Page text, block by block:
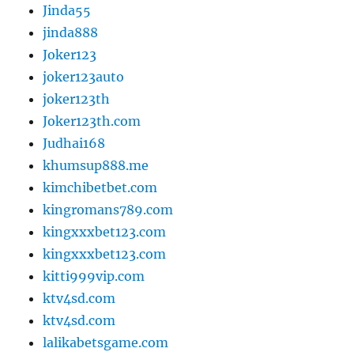
Jinda55
jinda888
Joker123
joker123auto
joker123th
Joker123th.com
Judhai168
khumsup888.me
kimchibetbet.com
kingromans789.com
kingxxxbet123.com
kingxxxbet123.com
kitti999vip.com
ktv4sd.com
ktv4sd.com
lalikabetsgame.com